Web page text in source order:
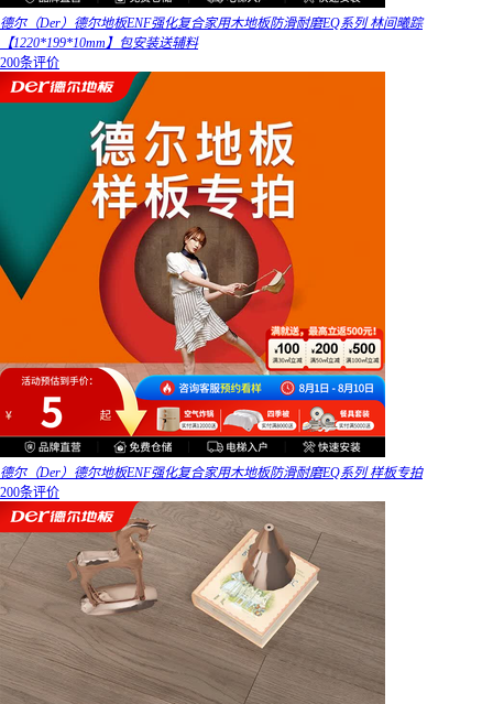
德尔（Der）德尔地板ENF强化复合家用木地板防滑耐磨EQ系列 林间曦踪
【1220*199*10mm】包安装送辅料
200条评价
德尔（Der）德尔地板ENF强化复合家用木地板防滑耐磨EQ系列 样板专拍
200条评价